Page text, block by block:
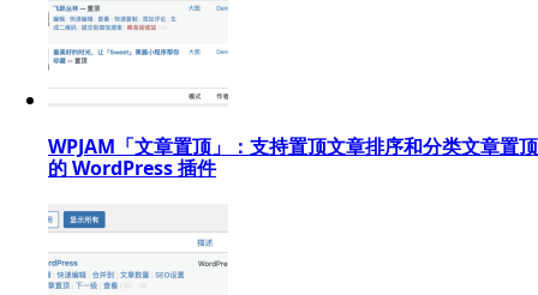
WPJAM「文章置顶」：支持置顶文章排序和分类文章置顶
的 WordPress 插件